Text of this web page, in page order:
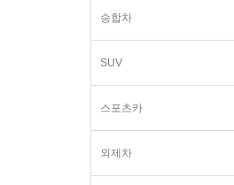
승합차
SUV
스포츠카
외제차